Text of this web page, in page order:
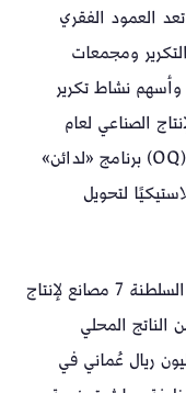
العمود الفقري
ومجمعات
وأسهم نشاط تكرير
الإنتاج الصناعي لعام
2022. كما أطلقـت شركة أوكيو (OQ) برنامج «لدائن»
27 مصنعًا بلاستيكيًا لتحويل
صناعات المعادن والإنشاءات: تضم السلطنة 7 مصانع لإنتاج
تسهم بنحو 2% من الناتج المحلي
وبلغت صادراتها 687 مليون ريال عُماني في